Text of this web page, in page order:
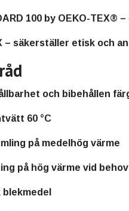
100 by OEKO-TEX® –
– säkerställer etisk och
och bibehållen
60 °C
på medelhög värme
på hög värme vid behov
blekmedel